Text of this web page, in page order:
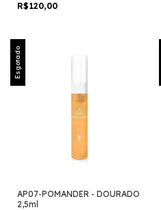
R$120,00
Esgotado
AP07-POMANDER - DOURADO
2,5ml